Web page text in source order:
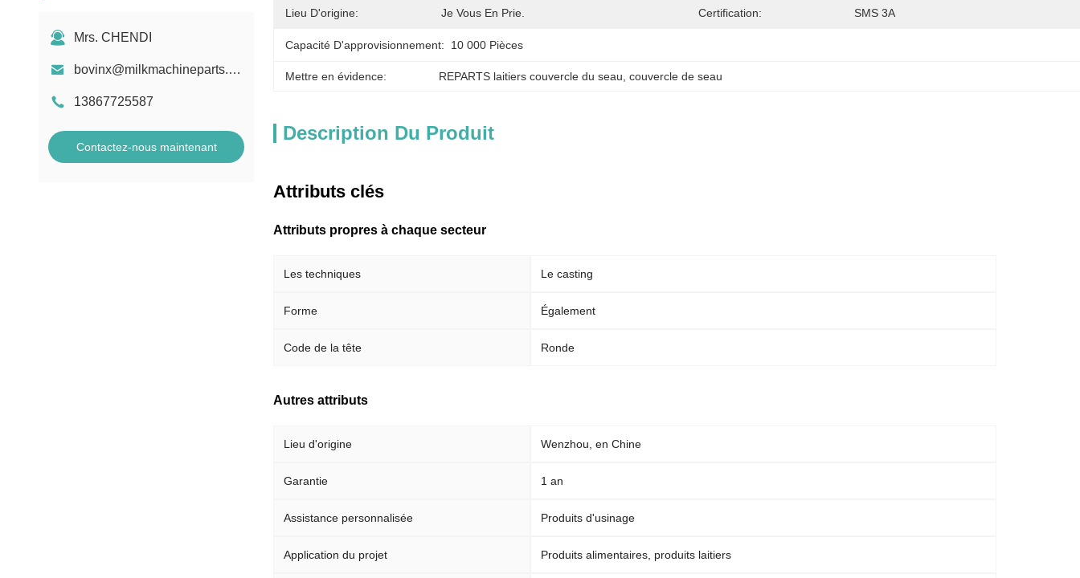
Mrs. CHENDI
bovinx@milkmachineparts.com
13867725587
Contactez-nous maintenant
Lieu D'origine: Je Vous En Prie. Certification: SMS 3A
Capacité D'approvisionnement: 10 000 Pièces
Mettre en évidence: REPARTS laitiers couvercle du seau , couvercle de seau
Description Du Produit
Attributs clés
Attributs propres à chaque secteur
Les techniques Le casting
Forme Également
Code de la tête Ronde
Autres attributs
Lieu d'origine Wenzhou, en Chine
Garantie 1 an
Assistance personnalisée Produits d'usinage
Application du projet Produits alimentaires, produits laitiers